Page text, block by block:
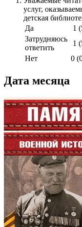
услуг,
детская
Да
1
Затрудняюсь
ответить
1
Нет
0
Дата месяца